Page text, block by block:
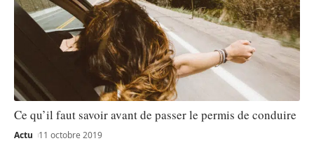
Ce qu’il faut savoir avant de passer le permis de conduire
Actu 11 octobre 2019